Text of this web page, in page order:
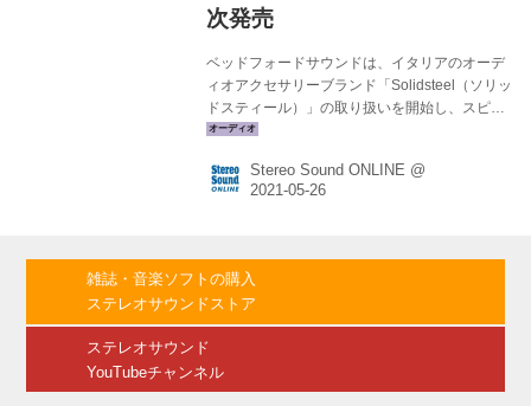
次発売
ベッドフォードサウンドは、イタリアのオーデ
ィオアクセサリーブランド「Solidsteel（ソリッ
ドスティール）」の取り扱いを開始し、スピー
カースタンド「SSシリーズ」を6月上旬、オー
れぞれ発売すると発表した。ラインナップと価
格は以下の通り。 スピーカースタンド「SSシリ
700mm） オーディオラック「アンプ用1段モデ
ル」 HF-A：￥97,000（税別、奥行600mm) HF-
Stereo Sound ONLINE @
雑誌・音楽ソフトの購入
ステレオサウンドストア
ステレオサウンド
YouTubeチャンネル